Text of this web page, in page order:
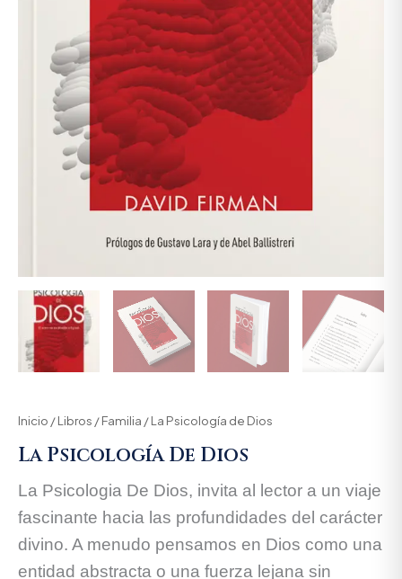
Inicio /Libros /Familia / La Psicología de Dios
La Psicología De Dios
La Psicologia De Dios, invita al lector a un viaje
fascinante hacia las profundidades del carácter
divino. A menudo pensamos en Dios como una
entidad abstracta o una fuerza lejana sin